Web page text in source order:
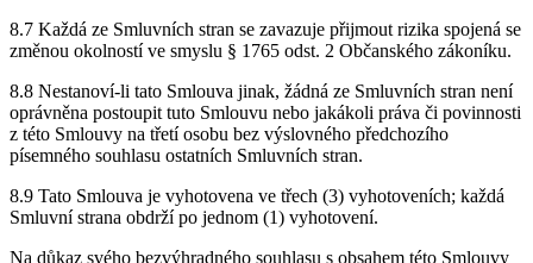
8.7 Každá ze Smluvních stran se zavazuje přijmout rizika spojená se
změnou okolností ve smyslu § 1765 odst. 2 Občanského zákoníku.
8.8 Nestanoví-li tato Smlouva jinak, žádná ze Smluvních stran není
oprávněna postoupit tuto Smlouvu nebo jakákoli práva či povinnosti
z této Smlouvy na třetí osobu bez výslovného předchozího
písemného souhlasu ostatních Smluvních stran.
8.9 Tato Smlouva je vyhotovena ve třech (3) vyhotoveních; každá
Smluvní strana obdrží po jednom (1) vyhotovení.
Na důkaz svého bezvýhradného souhlasu s obsahem této Smlouvy